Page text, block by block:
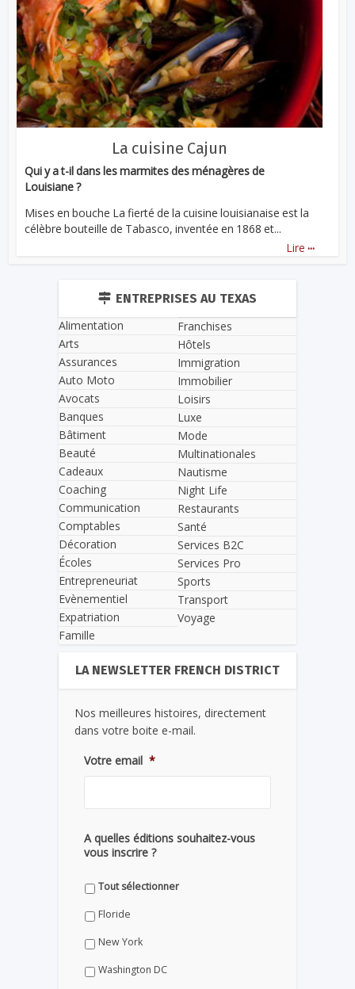
La cuisine Cajun
Qui y a t-il dans les marmites des ménagères de
Louisiane ?
Mises en bouche La fierté de la cuisine louisianaise est la
célèbre bouteille de Tabasco, inventée en 1868 et...
Lire ...
ENTREPRISES AU TEXAS
Alimentation
Arts
Assurances
Auto Moto
Avocats
Banques
Bâtiment
Beauté
Cadeaux
Coaching
Communication
Comptables
Décoration
Écoles
Entrepreneuriat
Evènementiel
Expatriation
Famille
Franchises
Hôtels
Immigration
Immobilier
Loisirs
Luxe
Mode
Multinationales
Nautisme
Night Life
Restaurants
Santé
Services B2C
Services Pro
Sports
Transport
Voyage
LA NEWSLETTER FRENCH DISTRICT
Nos meilleures histoires, directement
dans votre boite e-mail.
Votre email *
A quelles éditions souhaitez-vous
vous inscrire ?
Tout sélectionner
Floride
New York
Washington DC